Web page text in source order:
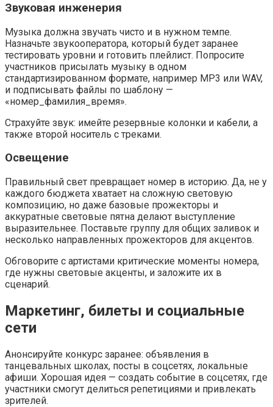
Звуковая инженерия
Музыка должна звучать чисто и в нужном темпе.
Назначьте звукооператора, который будет заранее
тестировать уровни и готовить плейлист. Попросите
участников присылать музыку в одном
стандартизированном формате, например MP3 или WAV,
и подписывать файлы по шаблону —
«номер_фамилия_время».
Страхуйте звук: имейте резервные колонки и кабели, а
также второй носитель с треками.
Освещение
Правильный свет превращает номер в историю. Да, не у
каждого бюджета хватает на сложную световую
композицию, но даже базовые прожекторы и
аккуратные световые пятна делают выступление
выразительнее. Поставьте группу для общих заливок и
несколько направленных прожекторов для акцентов.
Обговорите с артистами критические моменты номера,
где нужны световые акценты, и заложите их в
сценарий.
Маркетинг, билеты и социальные
сети
Анонсируйте конкурс заранее: объявления в
танцевальных школах, посты в соцсетях, локальные
афиши. Хорошая идея — создать событие в соцсетях, где
участники смогут делиться репетициями и привлекать
зрителей.